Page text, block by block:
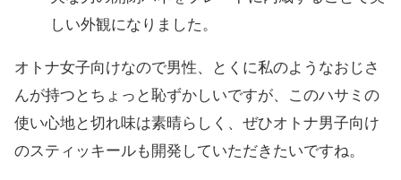
しい外観になりました。
オトナ女子向けなので男性、とくに私のようなおじさ
んが持つとちょっと恥ずかしいですが、このハサミの
使い心地と切れ味は素晴らしく、ぜひオトナ男子向け
のスティッキールも開発していただきたいですね。